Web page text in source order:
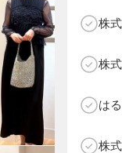
株
株
は
株